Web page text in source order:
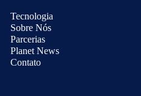
Tecnologia
Sobre Nós
Parcerias
Planet News
Contato